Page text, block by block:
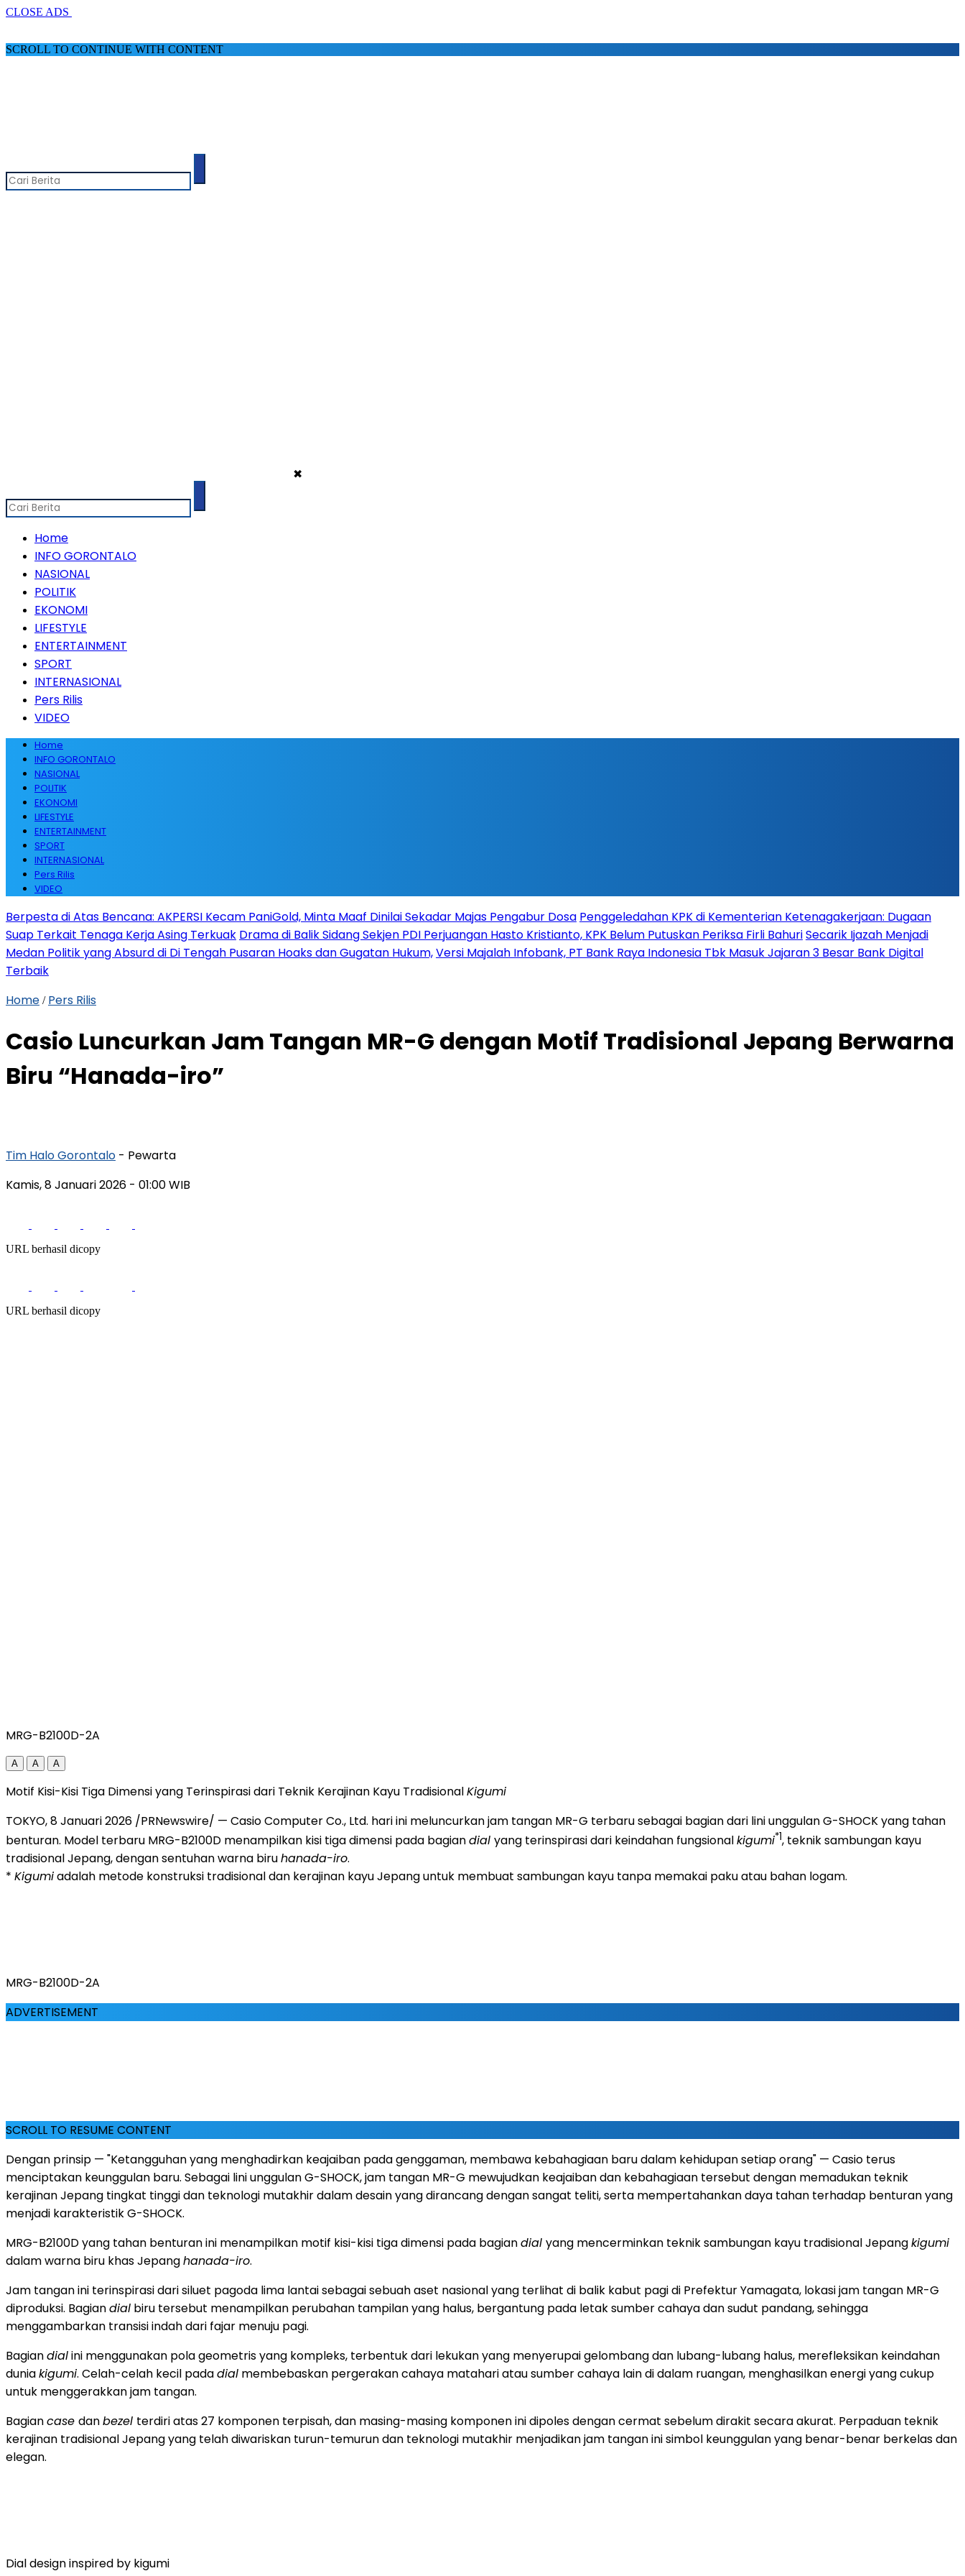
CLOSE ADS
SCROLL TO CONTINUE WITH CONTENT
✖
Home
INFO GORONTALO
NASIONAL
POLITIK
EKONOMI
LIFESTYLE
ENTERTAINMENT
SPORT
INTERNASIONAL
Pers Rilis
VIDEO
Home
INFO GORONTALO
NASIONAL
POLITIK
EKONOMI
LIFESTYLE
ENTERTAINMENT
SPORT
INTERNASIONAL
Pers Rilis
VIDEO
Berpesta di Atas Bencana: AKPERSI Kecam PaniGold, Minta Maaf Dinilai Sekadar Majas Pengabur Dosa Penggeledahan KPK di Kementerian Ketenagakerjaan: Dugaan
Suap Terkait Tenaga Kerja Asing Terkuak Drama di Balik Sidang Sekjen PDI Perjuangan Hasto Kristianto, KPK Belum Putuskan Periksa Firli BahuriSecarik Ijazah Menjadi
Medan Politik yang Absurd di Di Tengah Pusaran Hoaks dan Gugatan Hukum,Versi Majalah Infobank, PT Bank Raya Indonesia Tbk Masuk Jajaran 3 Besar Bank Digital
Terbaik
Home / Pers Rilis
Casio Luncurkan Jam Tangan MR-G dengan Motif Tradisional Jepang Berwarna
Biru “Hanada-iro”
Tim Halo Gorontalo - Pewarta
Kamis, 8 Januari 2026 - 01:00 WIB
URL berhasil dicopy
URL berhasil dicopy
MRG-B2100D-2A
A A A
Motif Kisi-Kisi Tiga Dimensi yang Terinspirasi dari Teknik Kerajinan Kayu TradisionalKigumi
TOKYO, 8 Januari 2026 /PRNewswire/ — Casio Computer Co., Ltd. hari ini meluncurkan jam tangan MR-G terbaru sebagai bagian dari lini unggulan G-SHOCK yang tahan
benturan. Model terbaru MRG-B2100D menampilkan kisi tiga dimensi pada bagiandial yang terinspirasi dari keindahan fungsionalkigumi*1, teknik sambungan kayu
tradisional Jepang, dengan sentuhan warna biruhanada-iro.
* Kigumiadalah metode konstruksi tradisional dan kerajinan kayu Jepang untuk membuat sambungan kayu tanpa memakai paku atau bahan logam.
MRG-B2100D-2A
ADVERTISEMENT
SCROLL TO RESUME CONTENT
Dengan prinsip — "Ketangguhan yang menghadirkan keajaiban pada genggaman, membawa kebahagiaan baru dalam kehidupan setiap orang" — Casio terus
menciptakan keunggulan baru. Sebagai lini unggulan G-SHOCK, jam tangan MR-G mewujudkan keajaiban dan kebahagiaan tersebut dengan memadukan teknik
kerajinan Jepang tingkat tinggi dan teknologi mutakhir dalam desain yang dirancang dengan sangat teliti, serta mempertahankan daya tahan terhadap benturan yang
menjadi karakteristik G-SHOCK.
MRG-B2100D yang tahan benturan ini menampilkan motif kisi-kisi tiga dimensi pada bagiandial yang mencerminkan teknik sambungan kayu tradisional Jepangkigumi
dalam warna biru khas Jepanghanada-iro.
Jam tangan ini terinspirasi dari siluet pagoda lima lantai sebagai sebuah aset nasional yang terlihat di balik kabut pagi di Prefektur Yamagata, lokasi jam tangan MR-G
diproduksi. Bagiandial biru tersebut menampilkan perubahan tampilan yang halus, bergantung pada letak sumber cahaya dan sudut pandang, sehingga
menggambarkan transisi indah dari fajar menuju pagi.
Bagiandialini menggunakan pola geometris yang kompleks, terbentuk dari lekukan yang menyerupai gelombang dan lubang-lubang halus, merefleksikan keindahan
duniakigumi. Celah-celah kecil padadial membebaskan pergerakan cahaya matahari atau sumber cahaya lain di dalam ruangan, menghasilkan energi yang cukup
untuk menggerakkan jam tangan.
Bagiancase danbezel terdiri atas 27 komponen terpisah, dan masing-masing komponen ini dipoles dengan cermat sebelum dirakit secara akurat. Perpaduan teknik
kerajinan tradisional Jepang yang telah diwariskan turun-temurun dan teknologi mutakhir menjadikan jam tangan ini simbol keunggulan yang benar-benar berkelas dan
elegan.
Dial design inspired by kigumi